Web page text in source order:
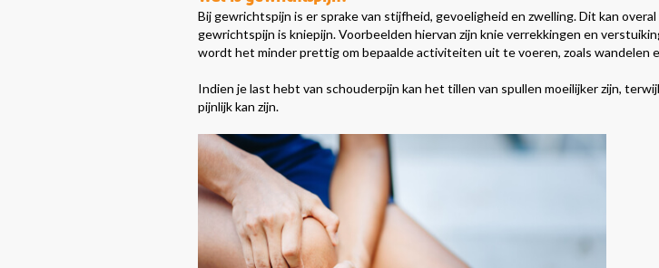
Bij gewrichtspijn is er sprake van stijfheid, gevoeligheid en zwelling. Dit kan
gewrichtspijn is kniepijn. Voorbeelden hiervan zijn knie verrekkingen en
wordt het minder prettig om bepaalde activiteiten uit te voeren, zoals wandelen
Indien je last hebt van schouderpijn kan het tillen van spullen moeilijker zijn,
pijnlijk kan zijn.